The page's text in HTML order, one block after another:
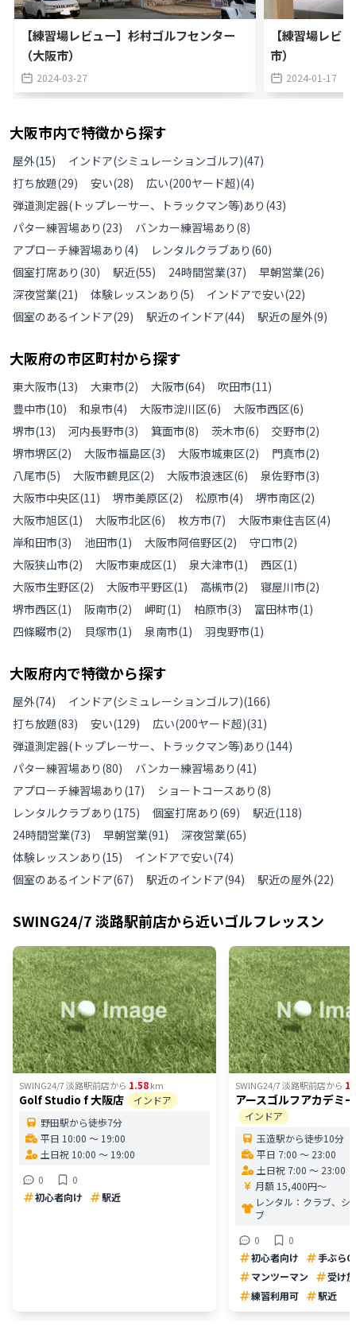
【練習場レビュー】杉村ゴルフセンター
（大阪市）
2024-03-27
【練習場レビ
市）
2024-01-17
大阪市内で特徴から探す
屋外(15) インドア(シミュレーションゴルフ)(47)
打ち放題(29) 安い(28) 広い(200ヤード超)(4)
弾道測定器(トップレーサー、トラックマン等)あり (43)
パター練習場あり (23) バンカー練習場あり (8)
アプローチ練習場あり (4) レンタルクラブあり (60)
個室打席あり (30) 駅近(55) 24時間営業(37) 早朝営業(26)
深夜営業(21) 体験レッスンあり (5) インドアで安い(22)
個室のあるインドア(29) 駅近のインドア(44) 駅近の屋外(9)
大阪府の市区町村から探す
東大阪市(13) 大東市(2) 大阪市(64) 吹田市(11)
豊中市(10) 和泉市(4) 大阪市淀川区(6) 大阪市西区(6)
堺市(13) 河内長野市(3) 箕面市(8) 茨木市(6) 交野市(2)
堺市堺区(2) 大阪市福島区(3) 大阪市城東区(2) 門真市(2)
八尾市(5) 大阪市鶴見区(2) 大阪市浪速区(6) 泉佐野市(3)
大阪市中央区(11) 堺市美原区(2) 松原市(4) 堺市南区(2)
大阪市旭区(1) 大阪市北区(6) 枚方市(7) 大阪市東住吉区(4)
岸和田市(3) 池田市(1) 大阪市阿倍野区(2) 守口市(2)
大阪狭山市(2) 大阪市東成区(1) 泉大津市(1) 西区(1)
大阪市生野区(2) 大阪市平野区(1) 高槻市(2) 寝屋川市(2)
堺市西区(1) 阪南市(2) 岬町(1) 柏原市(3) 富田林市(1)
四條畷市(2) 貝塚市(1) 泉南市(1) 羽曳野市(1)
大阪府内で特徴から探す
屋外(74) インドア(シミュレーションゴルフ)(166)
打ち放題(83) 安い(129) 広い(200ヤード超)(31)
弾道測定器(トップレーサー、トラックマン等)あり (144)
パター練習場あり (80) バンカー練習場あり (41)
アプローチ練習場あり (17) ショートコースあり (8)
レンタルクラブあり (175) 個室打席あり (69) 駅近(118)
24時間営業(73) 早朝営業(91) 深夜営業(65)
体験レッスンあり (15) インドアで安い(74)
個室のあるインドア(67) 駅近のインドア(94) 駅近の屋外(22)
SWING24/7 淡路駅前店から近いゴルフレッスン
SWING24/7 淡路駅前店から 1.58km
Golf Studio f 大阪店
インドア
野田駅から徒歩7分
平日 10:00 〜 19:00
土日祝 10:00 〜 19:00
0
0
初心者向け
駅近
SWING24/7 淡路駅前店から
アースゴルフアカデミ
インドア
玉造駅から徒歩10分
平日 7:00 〜 23:00
土日祝 7:00 〜 23:00
月額 15,400円〜
レンタル： クラブ、シ
ブ
0
0
初心者向け
手ぶら
マンツーマン
受け
練習利用可
駅近